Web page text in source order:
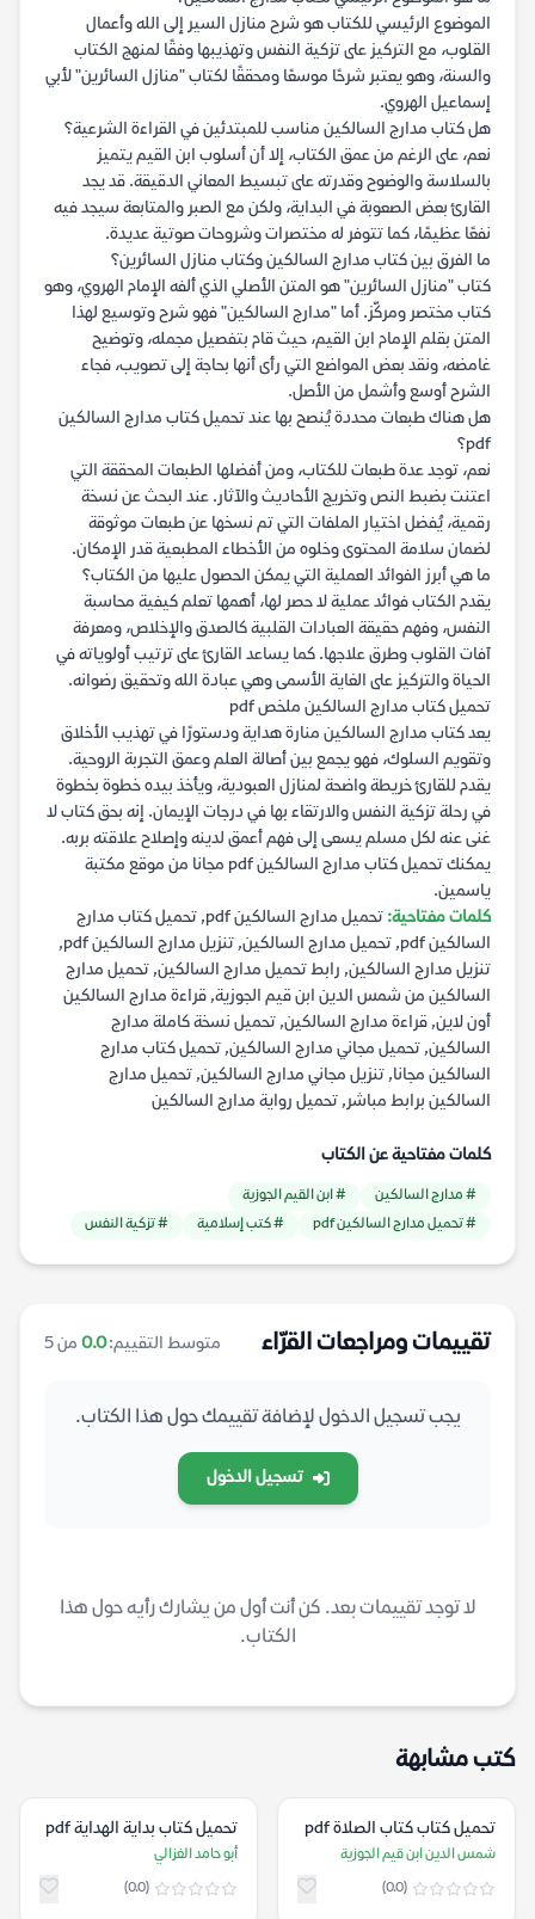
الموضوع الرئيسي للكتاب هو شرح منازل السير إلى الله وأعمال
القلوب، مع التركيز على تزكية النفس وتهذيبها وفقًا لمنهج الكتاب
والسنة، وهو يعتبر شرحًا موسعًا ومحققًا لكتاب "منازل السائرين" لأبي
إسماعيل الهروي.
هل كتاب مدارج السالكين مناسب للمبتدئين في القراءة الشرعية؟
نعم، على الرغم من عمق الكتاب، إلا أن أسلوب ابن القيم يتميز
بالسلاسة والوضوح وقدرته على تبسيط المعاني الدقيقة. قد يجد
القارئ بعض الصعوبة في البداية، ولكن مع الصبر والمتابعة سيجد فيه
نفعًا عظيمًا، كما تتوفر له مختصرات وشروحات صوتية عديدة.
ما الفرق بين كتاب مدارج السالكين وكتاب منازل السائرين؟
كتاب "منازل السائرين" هو المتن الأصلي الذي ألفه الإمام الهروي، وهو
كتاب مختصر ومركّز. أما "مدارج السالكين" فهو شرح وتوسيع لهذا
المتن بقلم الإمام ابن القيم، حيث قام بتفصيل مجمله، وتوضيح
غامضه، ونقد بعض المواضع التي رأى أنها بحاجة إلى تصويب، فجاء
الشرح أوسع وأشمل من الأصل.
هل هناك طبعات محددة يُنصح بها عند تحميل كتاب مدارج السالكين
pdf؟
نعم، توجد عدة طبعات للكتاب، ومن أفضلها الطبعات المحققة التي
اعتنت بضبط النص وتخريج الأحاديث والآثار. عند البحث عن نسخة
رقمية، يُفضل اختيار الملفات التي تم نسخها عن طبعات موثوقة
لضمان سلامة المحتوى وخلوه من الأخطاء المطبعية قدر الإمكان.
ما هي أبرز الفوائد العملية التي يمكن الحصول عليها من الكتاب؟
يقدم الكتاب فوائد عملية لا حصر لها، أهمها تعلم كيفية محاسبة
النفس، وفهم حقيقة العبادات القلبية كالصدق والإخلاص، ومعرفة
آفات القلوب وطرق علاجها. كما يساعد القارئ على ترتيب أولوياته في
الحياة والتركيز على الغاية الأسمى وهي عبادة الله وتحقيق رضوانه.
تحميل كتاب مدارج السالكين ملخص pdf
يعد كتاب مدارج السالكين منارة هداية ودستورًا في تهذيب الأخلاق
وتقويم السلوك، فهو يجمع بين أصالة العلم وعمق التجربة الروحية.
يقدم للقارئ خريطة واضحة لمنازل العبودية، ويأخذ بيده خطوة بخطوة
في رحلة تزكية النفس والارتقاء بها في درجات الإيمان. إنه بحق كتاب لا
غنى عنه لكل مسلم يسعى إلى فهم أعمق لدينه وإصلاح علاقته بربه.
يمكنك تحميل كتاب مدارج السالكين pdf مجانا من موقع مكتبة
ياسمين.
كلمات مفتاحية:
تحميل مدارج السالكين pdf, تحميل كتاب مدارج
السالكين pdf, تحميل مدارج السالكين, تنزيل مدارج السالكين pdf,
تنزيل مدارج السالكين, رابط تحميل مدارج السالكين, تحميل مدارج
السالكين من شمس الدين ابن قيم الجوزية, قراءة مدارج السالكين
أون لاين, قراءة مدارج السالكين, تحميل نسخة كاملة مدارج
السالكين, تحميل مجاني مدارج السالكين, تحميل كتاب مدارج
السالكين مجانا, تنزيل مجاني مدارج السالكين, تحميل مدارج
السالكين برابط مباشر, تحميل رواية مدارج السالكين
كلمات مفتاحية عن الكتاب
# مدارج السالكين
# ابن القيم الجوزية
# تحميل مدارج السالكين pdf
# كتب إسلامية # تزكية النفس
تقييمات ومراجعات القرّاء متوسط التقييم:0.0 من 5
يجب تسجيل الدخول لإضافة تقييمك حول هذا الكتاب.
تسجيل الدخول
لا توجد تقييمات بعد. كن أنت أول من يشارك رأيه حول هذا
الكتاب.
كتب مشابهة
تحميل كتاب كتاب الصلاة pdf
شمس الدين ابن قيم الجوزية
(0.0)
تحميل كتاب بداية الهداية pdf
أبو حامد الغزالي
(0.0)